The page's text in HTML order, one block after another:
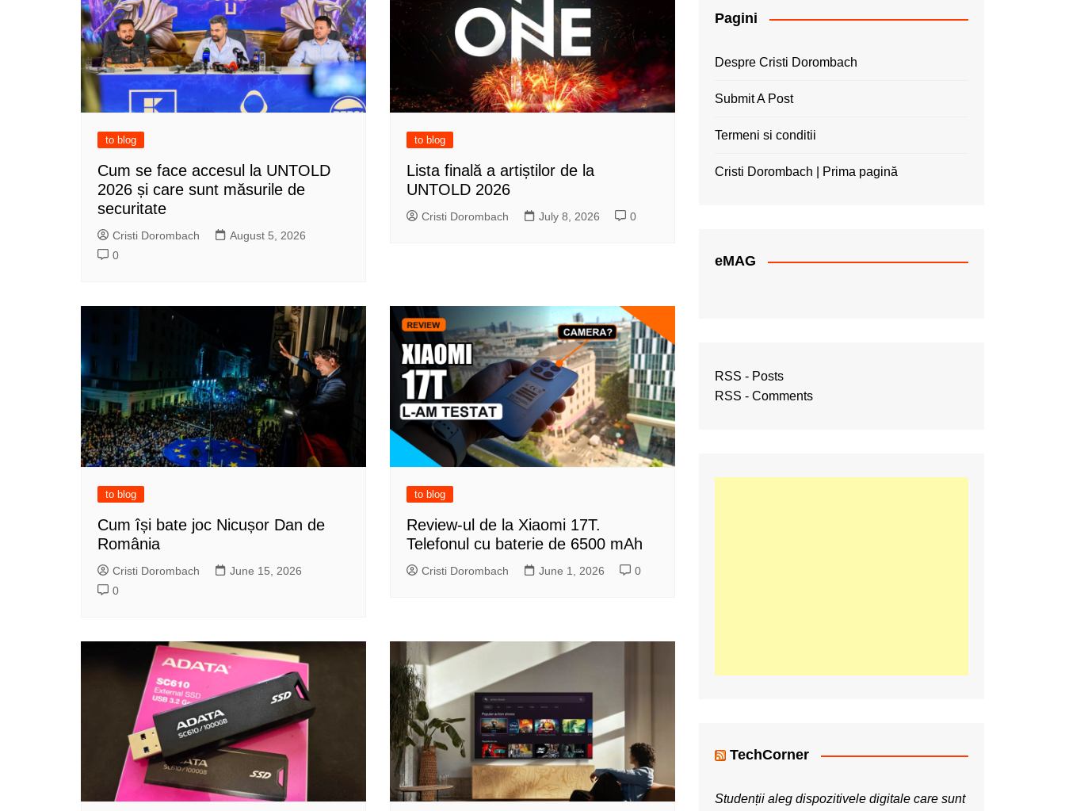
to blog
Cum se face accesul la UNTOLD
2026 și care sunt măsurile de
securitate
Cristi Dorombach
August 5, 2026
0
to blog
Lista finală a artiștilor de la
UNTOLD 2026
Cristi Dorombach July 8, 2026 0
to blog
Cum își bate joc Nicușor Dan de
România
Cristi Dorombach
June 15, 2026
0
to blog
Review-ul de la Xiaomi 17T.
Telefonul cu baterie de 6500 mAh
Cristi Dorombach June 1, 2026 0
Pagini
Despre Cristi Dorombach
Submit A Post
Termeni si conditii
Cristi Dorombach | Prima pagină
eMAG
RSS - Posts
RSS - Comments
TechCorner
Studenții aleg dispozitivele digitale care sunt